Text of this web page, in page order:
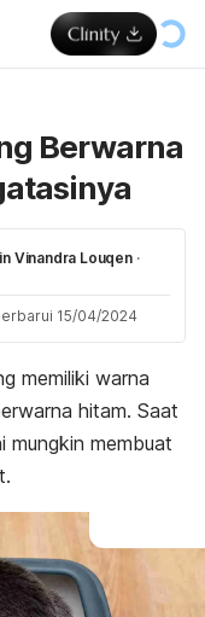
Berwarna
Vinandra Louqen ·
15/04/2024
memiliki warna
hitam. Saat
mungkin membuat